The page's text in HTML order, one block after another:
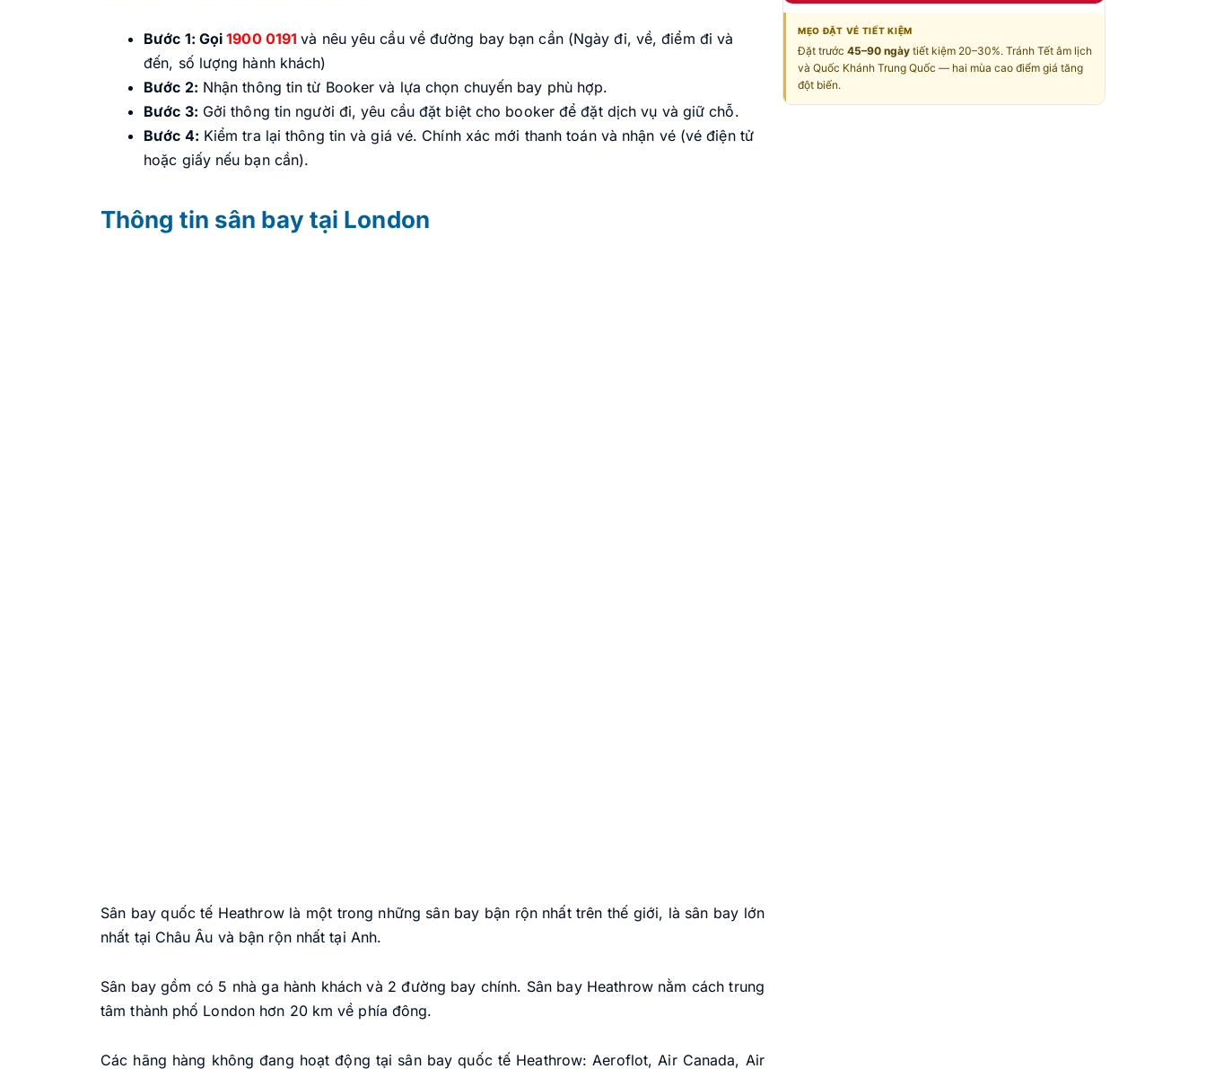
Bước 1: Gọi1900 0191 và nêu yêu cầu về đường bay bạn cần (Ngày đi, về, điểm đi và
đến, số lượng hành khách)
Bước 2: Nhận thông tin từ Booker và lựa chọn chuyến bay phù hợp.
Bước 3: Gởi thông tin người đi, yêu cầu đặt biệt cho booker để đặt dịch vụ và giữ chỗ.
Bước 4: Kiểm tra lại thông tin và giá vé. Chính xác mới thanh toán và nhận vé (vé điện tử
hoặc giấy nếu bạn cần).
Thông tin sân bay tại London
Sân bay quốc tế Heathrow là một trong những sân bay bận rộn nhất trên thế giới, là sân bay lớn
nhất tại Châu Âu và bận rộn nhất tại Anh.
Sân bay gồm có 5 nhà ga hành khách và 2 đường bay chính. Sân bay Heathrow nằm cách trung
tâm thành phố London hơn 20 km về phía đông.
Các hãng hàng không đang hoạt động tại sân bay quốc tế Heathrow: Aeroflot, Air Canada, Air
MẸO ĐẶT VÉ TIẾT KIỆM
Đặt trước 45–90 ngàytiết kiệm 20–30%. Tránh Tết âm lịch
và Quốc Khánh Trung Quốc — hai mùa cao điểm giá tăng
đột biến.